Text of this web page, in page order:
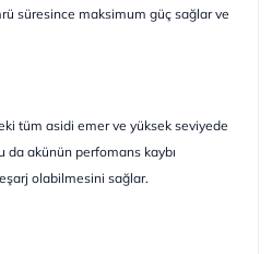
süresince maksimum güç sağlar ve
tüm asidi emer ve yüksek seviyede
da akünün perfomans kaybı
olabilmesini sağlar.